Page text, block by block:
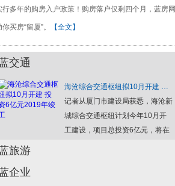
锦 十分钟即刻入岛！
行多年的购房入户政策！购房落户仅剩四个月，蓝房网
你买房“留厦”。 【全文】
交通
海沧综合交通枢纽拟10月开建 投资6亿元2019年竣工
记者从厦门市建设局获悉，海沧新
城综合交通枢纽计划今年10月开
工建设，项目总投资6亿元，将在
旅游
企业